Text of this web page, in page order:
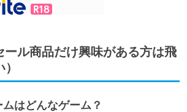
ル商品だけ興味がある方は飛
はどんなゲーム？